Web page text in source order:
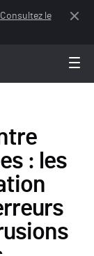
le
: les